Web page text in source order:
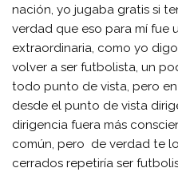
nación, yo jugaba gratis si
verdad que eso para mí fue
extraordinaria, como yo
volver a ser futbolista, un
todo punto de vista, pero
desde el punto de vista
dirigencia fuera más
común, pero de verdad te
cerrados repetiría ser